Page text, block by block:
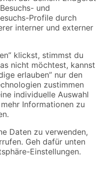
dargestellten Angebote sind unter
Verfügbarkeiten beziehen
für Artikel mit Speditionsversand, hier